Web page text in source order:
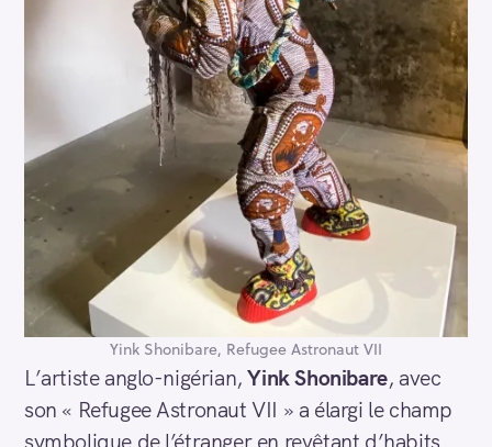
Yink Shonibare, Refugee Astronaut VII
L’artiste anglo-nigérian,Yink Shonibare, avec
son « Refugee Astronaut VII » a élargi le champ
symbolique de l’étranger en revêtant d’habits